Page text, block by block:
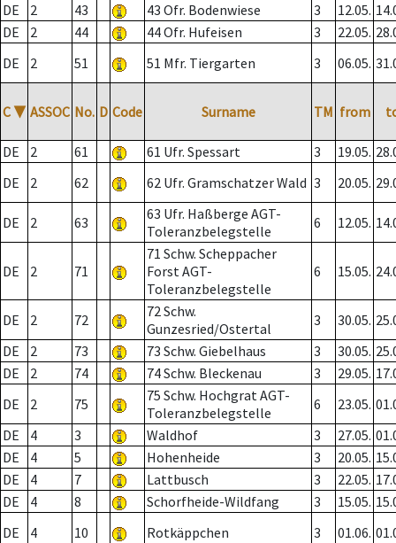
DE
2 43 43 Ofr. Bodenwiese 3 12.05.
DE
2 44 44 Ofr. Hufeisen 3 22.05.
DE
2 51 51 Mfr. Tiergarten 3 06.05.
C ▼ ASSOC No. D Code Surname TM from
DE 2 61 61 Ufr. Spessart 3 19.05.
DE
2 62 62 Ufr. Gramschatzer Wald 3 20.05.
DE 2 63
63 Ufr. Haßberge AGT-
Toleranzbelegstelle
6 12.05.
DE 2 71
71 Schw. Scheppacher
Forst AGT-
Toleranzbelegstelle
6 15.05.
DE 2 72
72 Schw.
Gunzesried/Ostertal
3 30.05.
DE
2 73 73 Schw. Giebelhaus 3 30.05.
DE
2 74 74 Schw. Bleckenau 3 29.05.
DE
2 75
75 Schw. Hochgrat AGT-
Toleranzbelegstelle
6 23.05.
DE
4 3 Waldhof 3 27.05.
DE
4 5 Hohenheide 3 20.05.
DE
4 7 Lattbusch 3 22.05.
DE
4 8 Schorfheide-Wildfang 3 15.05.
DE
4 10 Rotkäppchen 3 01.06.